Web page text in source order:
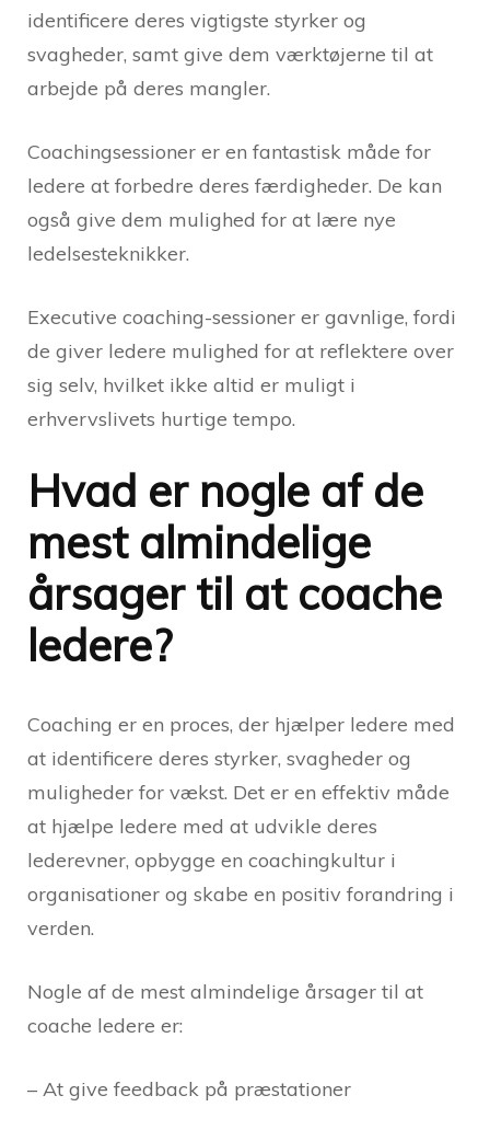
identificere deres vigtigste styrker og
svagheder, samt give dem værktøjerne til at
arbejde på deres mangler.
Coachingsessioner er en fantastisk måde for
ledere at forbedre deres færdigheder. De kan
også give dem mulighed for at lære nye
ledelsesteknikker.
Executive coaching-sessioner er gavnlige, fordi
de giver ledere mulighed for at reflektere over
sig selv, hvilket ikke altid er muligt i
erhvervslivets hurtige tempo.
Hvad er nogle af de
mest almindelige
årsager til at coache
ledere?
Coaching er en proces, der hjælper ledere med
at identificere deres styrker, svagheder og
muligheder for vækst. Det er en effektiv måde
at hjælpe ledere med at udvikle deres
lederevner, opbygge en coachingkultur i
organisationer og skabe en positiv forandring i
verden.
Nogle af de mest almindelige årsager til at
coache ledere er:
– At give feedback på præstationer